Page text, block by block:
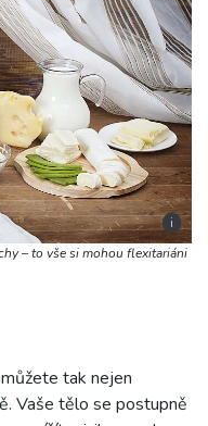
i
– to vše si mohou flexitariáni
tak nejen
Vaše tělo se postupně